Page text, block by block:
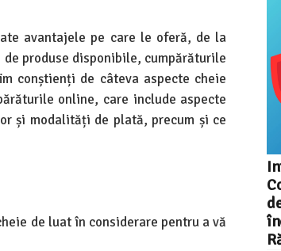
avantajele pe care le oferă, de la
produse disponibile, cumpărăturile
conștienți de câteva aspecte cheie
online, care include aspecte
și modalități de plată, precum și ce
de luat în considerare pentru a vă